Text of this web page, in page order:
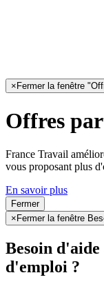
× Fermer la fenêtre
Offres
France Travail
vous proposant plus
En savoir plus
Fermer
× Fermer la fenêtre
Besoin
d'emploi ?